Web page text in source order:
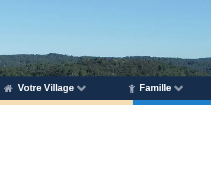
Votre Village Famille